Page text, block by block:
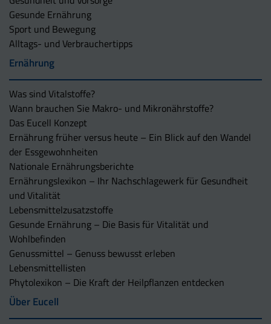
Gesunde Ernährung
Sport und Bewegung
Alltags- und Verbrauchertipps
Ernährung
Was sind Vitalstoffe?
Wann brauchen Sie Makro- und Mikronährstoffe?
Das Eucell Konzept
Ernährung früher versus heute – Ein Blick auf den Wandel
der Essgewohnheiten
Nationale Ernährungsberichte
Ernährungslexikon – Ihr Nachschlagewerk für Gesundheit
und Vitalität
Lebensmittelzusatzstoffe
Gesunde Ernährung – Die Basis für Vitalität und
Wohlbefinden
Genussmittel – Genuss bewusst erleben
Lebensmittellisten
Phytolexikon – Die Kraft der Heilpflanzen entdecken
Über Eucell